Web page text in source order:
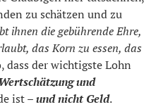
zu schätzen und zu
ihnen die gebührende Ehre,
das Korn zu essen, das
dass der wichtigste Lohn
und
ist –und nicht Geld.